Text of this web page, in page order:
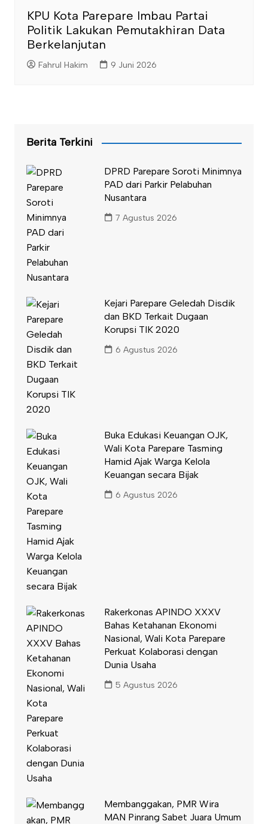
KPU Kota Parepare Imbau Partai
Politik Lakukan Pemutakhiran Data
Berkelanjutan
Fahrul Hakim 9 Juni 2026
Berita Terkini
DPRD Parepare Soroti Minimnya
PAD dari Parkir Pelabuhan
Nusantara
7 Agustus 2026
Kejari Parepare Geledah Disdik
dan BKD Terkait Dugaan
Korupsi TIK 2020
6 Agustus 2026
Buka Edukasi Keuangan OJK,
Wali Kota Parepare Tasming
Hamid Ajak Warga Kelola
Keuangan secara Bijak
6 Agustus 2026
Rakerkonas APINDO XXXV
Bahas Ketahanan Ekonomi
Nasional, Wali Kota Parepare
Perkuat Kolaborasi dengan
Dunia Usaha
5 Agustus 2026
Membanggakan, PMR Wira
MAN Pinrang Sabet Juara Umum